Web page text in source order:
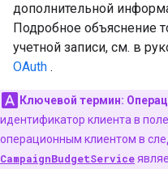
дополнительной
Подробное объяснение
учетной записи, см. в
OAuth .
Ключевой термин:
идентификатор клиента в
операционным клиентом в
CampaignBudgetService